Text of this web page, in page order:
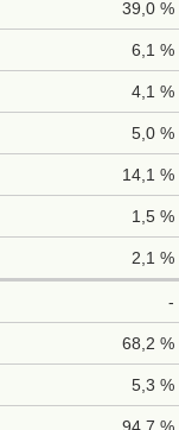
39,0 %
6,1 %
4,1 %
5,0 %
14,1 %
1,5 %
2,1 %
-
68,2 %
5,3 %